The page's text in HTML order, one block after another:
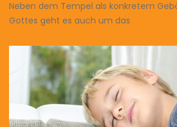
Neben dem Tempel als konkretem
Gottes geht es auch um das